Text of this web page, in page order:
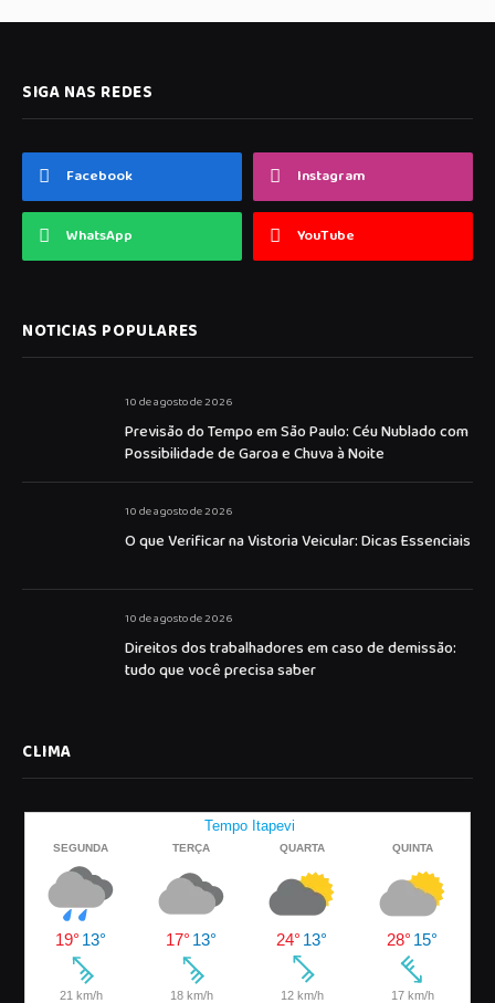
SIGA NAS REDES
Facebook Instagram
WhatsApp YouTube
NOTICIAS POPULARES
10 de agosto de 2026
Previsão do Tempo em São Paulo: Céu Nublado com
Possibilidade de Garoa e Chuva à Noite
10 de agosto de 2026
O que Verificar na Vistoria Veicular: Dicas Essenciais
10 de agosto de 2026
Direitos dos trabalhadores em caso de demissão:
tudo que você precisa saber
CLIMA